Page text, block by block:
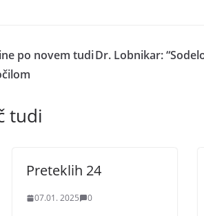
po novem tudiDr. Lobnikar:
tudi
Preteklih 24
07.01. 2025 0